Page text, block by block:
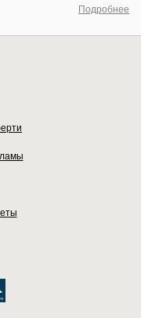
Подробнее